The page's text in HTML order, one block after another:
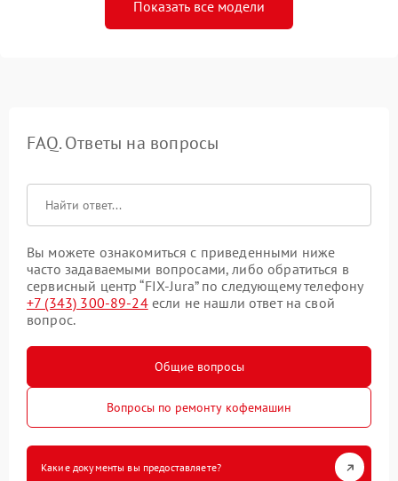
Показать все модели
FAQ. Ответы на вопросы
Вы можете ознакомиться с приведенными ниже
часто задаваемыми вопросами, либо обратиться в
сервисный центр “FIX-Jura” по следующему телефону
+7 (343) 300-89-24если не нашли ответ на свой
вопрос.
Общие вопросы
Вопросы по ремонту кофемашин
Какие документы вы предоставляете?